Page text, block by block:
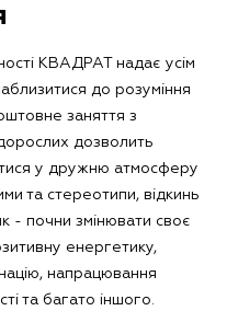
КВАДРАТ надає усім
до розуміння
заняття з
дозволить
у дружню атмосферу
та стереотипи, відкинь
- почни змінювати своє
енергетику,
напрацювання
та багато іншого.